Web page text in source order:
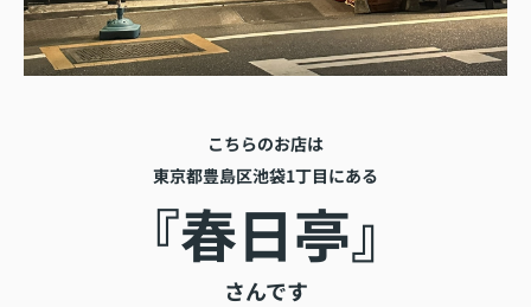
こちらのお店は
東京都豊島区池袋1丁目にある
『春日亭』
さんです